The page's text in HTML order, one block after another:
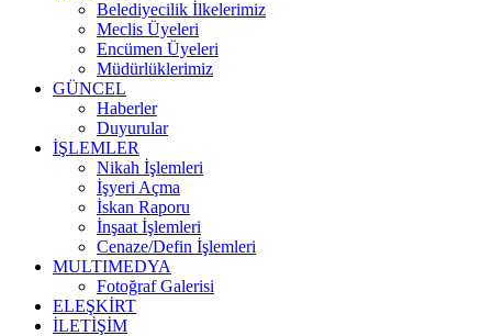
Belediyecilik İlkelerimiz
Meclis Üyeleri
Encümen Üyeleri
Müdürlüklerimiz
GÜNCEL
Haberler
Duyurular
İŞLEMLER
Nikah İşlemleri
İşyeri Açma
İskan Raporu
İnşaat İşlemleri
Cenaze/Defin İşlemleri
MULTIMEDYA
Fotoğraf Galerisi
ELEŞKİRT
İLETİŞİM